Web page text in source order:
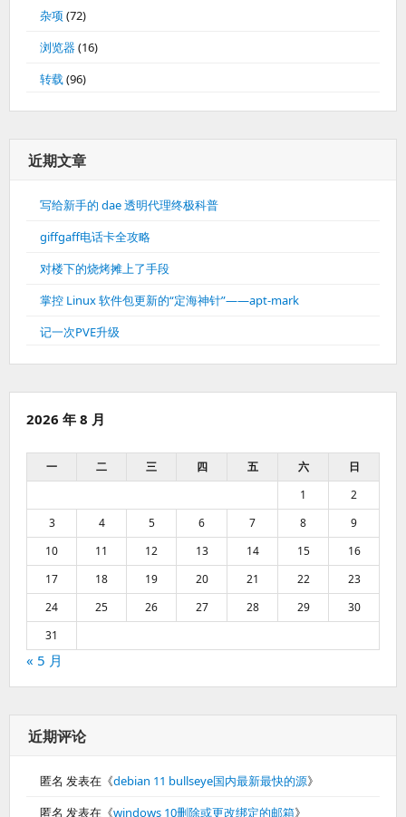
杂项 (72)
浏览器(16)
转载(96)
近期文章
写给新手的 dae 透明代理终极科普
giffgaff电话卡全攻略
对楼下的烧烤摊上了手段
掌控 Linux 软件包更新的“定海神针”——apt-mark
记一次PVE升级
2026 年 8 月
一 二 三 四 五 六
日
1
2
3
4 5 6 7 8
9
10
11 12 13 14 15
16
17
18 19 20 21 22
23
24
25 26 27 28 29
30
31
« 5 月
近期评论
匿名 发表在《debian 11 bullseye国内最新最快的源》
匿名 发表在《windows 10删除或更改绑定的邮箱》